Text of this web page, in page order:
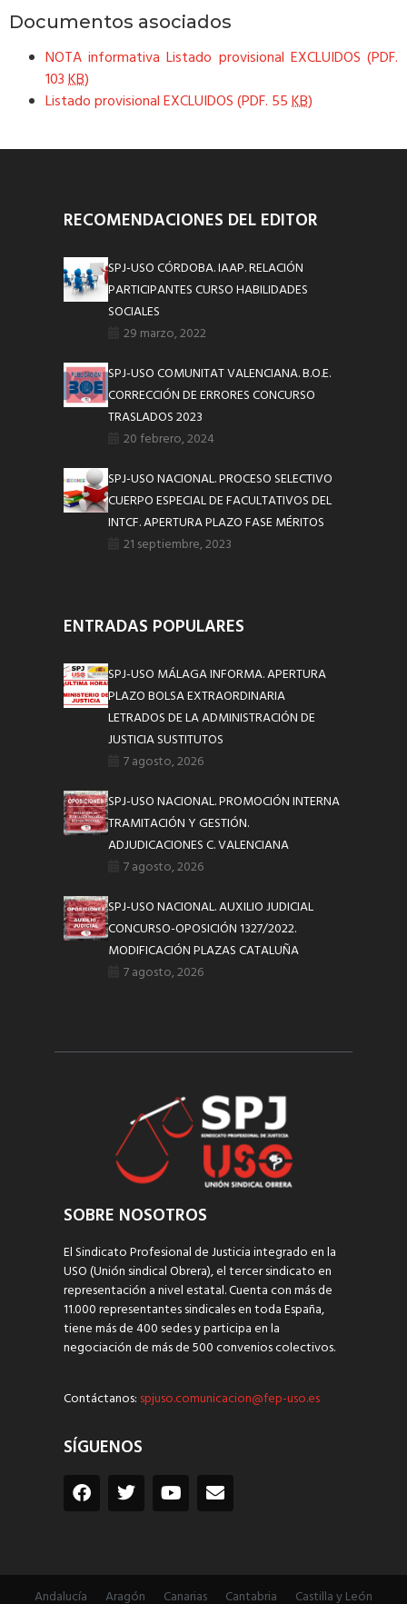
Documentos asociados
NOTA informativa Listado provisional EXCLUIDOS (PDF.
103KB)
Listado provisional EXCLUIDOS (PDF. 55KB)
RECOMENDACIONES DEL EDITOR
SPJ-USO CÓRDOBA. IAAP. RELACIÓN
PARTICIPANTES CURSO HABILIDADES
SOCIALES
29 marzo, 2022
SPJ-USO COMUNITAT VALENCIANA. B.O.E.
CORRECCIÓN DE ERRORES CONCURSO
TRASLADOS 2023
20 febrero, 2024
SPJ-USO NACIONAL. PROCESO SELECTIVO
CUERPO ESPECIAL DE FACULTATIVOS DEL
INTCF. APERTURA PLAZO FASE MÉRITOS
21 septiembre, 2023
ENTRADAS POPULARES
SPJ-USO MÁLAGA INFORMA. APERTURA
PLAZO BOLSA EXTRAORDINARIA
LETRADOS DE LA ADMINISTRACIÓN DE
JUSTICIA SUSTITUTOS
7 agosto, 2026
SPJ-USO NACIONAL. PROMOCIÓN INTERNA
TRAMITACIÓN Y GESTIÓN.
ADJUDICACIONES C. VALENCIANA
7 agosto, 2026
SPJ-USO NACIONAL. AUXILIO JUDICIAL
CONCURSO-OPOSICIÓN 1327/2022.
MODIFICACIÓN PLAZAS CATALUÑA
7 agosto, 2026
SOBRE NOSOTROS
El Sindicato Profesional de Justicia integrado en la
USO (Unión sindical Obrera), el tercer sindicato en
representación a nivel estatal. Cuenta con más de
11.000 representantes sindicales en toda España,
tiene más de 400 sedes y participa en la
negociación de más de 500 convenios colectivos.
Contáctanos: spjuso.comunicacion@fep-uso.es
SÍGUENOS
Andalucía Aragón Canarias Cantabria Castilla y León